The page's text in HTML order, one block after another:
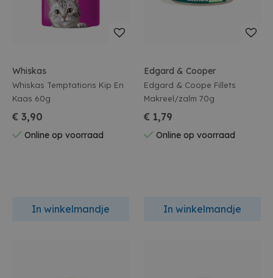
Whiskas
Whiskas Temptations Kip En
Kaas 60g
€ 3,90
Online op voorraad
In winkelmandje
Edgard & Cooper
Edgard & Coope Fillets
Makreel/zalm 70g
€ 1,79
Online op voorraad
In winkelmandje